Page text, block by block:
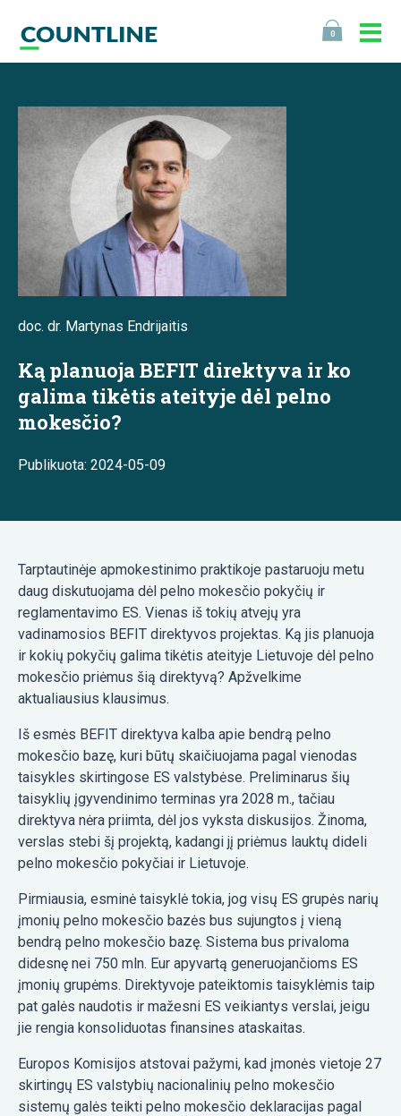
0
doc. dr. Martynas Endrijaitis
Ką planuoja BEFIT direktyva ir ko
galima tikėtis ateityje dėl pelno
mokesčio?
Publikuota: 2024-05-09
Tarptautinėje apmokestinimo praktikoje pastaruoju metu
daug diskutuojama dėl pelno mokesčio pokyčių ir
reglamentavimo ES. Vienas iš tokių atvejų yra
vadinamosios BEFIT direktyvos projektas. Ką jis planuoja
ir kokių pokyčių galima tikėtis ateityje Lietuvoje dėl pelno
mokesčio priėmus šią direktyvą? Apžvelkime
aktualiausius klausimus.
Iš esmės BEFIT direktyva kalba apie bendrą pelno
mokesčio bazę, kuri būtų skaičiuojama pagal vienodas
taisykles skirtingose ES valstybėse. Preliminarus šių
taisyklių įgyvendinimo terminas yra 2028 m., tačiau
direktyva nėra priimta, dėl jos vyksta diskusijos. Žinoma,
verslas stebi šį projektą, kadangi jį priėmus lauktų dideli
pelno mokesčio pokyčiai ir Lietuvoje.
Pirmiausia, esminė taisyklė tokia, jog visų ES grupės narių
įmonių pelno mokesčio bazės bus sujungtos į vieną
bendrą pelno mokesčio bazę. Sistema bus privaloma
didesnę nei 750 mln. Eur apyvartą generuojančioms ES
įmonių grupėms. Direktyvoje pateiktomis taisyklėmis taip
pat galės naudotis ir mažesni ES veikiantys verslai, jeigu
jie rengia konsoliduotas finansines ataskaitas.
Europos Komisijos atstovai pažymi, kad įmonės vietoje 27
skirtingų ES valstybių nacionalinių pelno mokesčio
sistemų galės teikti pelno mokesčio deklaracijas pagal